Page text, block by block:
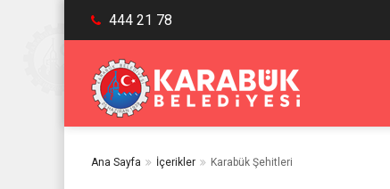
444 21 78
Ana Sayfa İçerikler Karabük Şehitleri